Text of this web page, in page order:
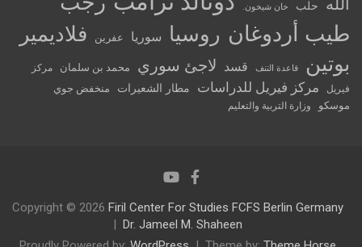
حلب خان شيخون.
طيب أردوغان روسيا سوريا عفرين
فلاديمير
بوتين
قاعدة التنف قسد لاجئ سوري محمد بن سلمان
مركز
فيريل
مركز فيريل للدراسات مطار الشعيرات
منخفض جوي
موسكو
وزارة التربية والتعليم
Copyright © 2026 Firil Center For Studies FCFS Berlin Germany
Dr. Jameel M. Shaheen